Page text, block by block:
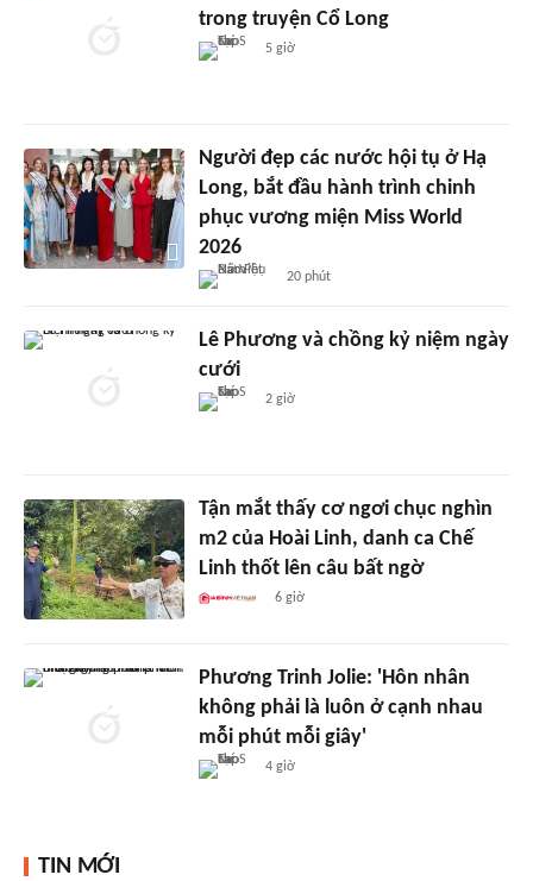
trong truyện Cổ Long
5 giờ
Người đẹp các nước hội tụ ở Hạ
Long, bắt đầu hành trình chinh
phục vương miện Miss World
2026
20 phút
Lê Phương và chồng kỷ niệm ngày
cưới
2 giờ
Tận mắt thấy cơ ngơi chục nghìn
m2 của Hoài Linh, danh ca Chế
Linh thốt lên câu bất ngờ
6 giờ
Phương Trinh Jolie: 'Hôn nhân
không phải là luôn ở cạnh nhau
mỗi phút mỗi giây'
4 giờ
TIN MỚI